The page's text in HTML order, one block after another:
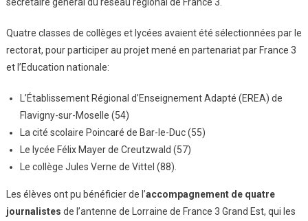
Quatre classes de collèges et lycées avaient été sélectionnées par le
rectorat, pour participer au projet mené en partenariat par France 3
et l’Education nationale:
L’Établissement Régional d’Enseignement Adapté (EREA) de
Flavigny-sur-Moselle (54)
La cité scolaire Poincaré de Bar-le-Duc (55)
Le lycée Félix Mayer de Creutzwald (57)
Le collège Jules Verne de Vittel (88).
Les élèves ont pu bénéficier de l’accompagnement de quatre
journalistes de l’antenne de Lorraine de France 3 Grand Est, qui les